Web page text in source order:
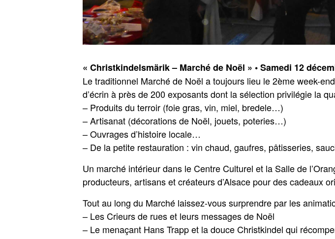
« Christkindelsmärik – Marché de Noël » • Samedi 12
Le traditionnel Marché de Noël a toujours lieu le 2ème week-
d’écrin à près de 200 exposants dont la sélection privilégie la
– Produits du terroir (foie gras, vin, miel, bredele…)
– Artisanat (décorations de Noël, jouets, poteries…)
– Ouvrages d’histoire locale…
– De la petite restauration : vin chaud, gaufres, pâtisseries,
Un marché intérieur dans le Centre Culturel et la Salle de
producteurs, artisans et créateurs d’Alsace pour des cadeaux
Tout au long du Marché laissez-vous surprendre par les
– Les Crieurs de rues et leurs messages de Noël
– Le menaçant Hans Trapp et la douce Christkindel qui